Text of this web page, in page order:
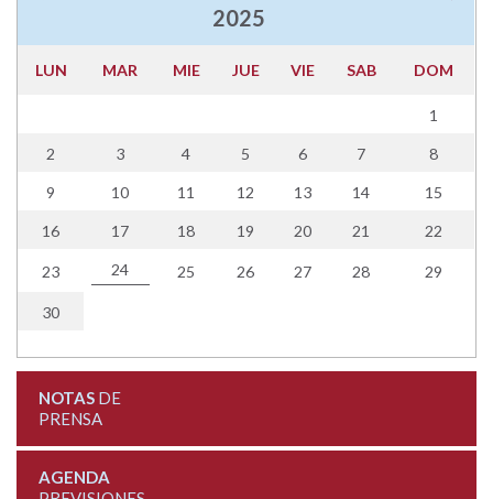
2025
LUN MAR MIE JUE VIE SAB DOM
1
2 3 4 5 6 7 8
9 10 11 12 13 14 15
16 17 18 19 20 21 22
23 24 25 26 27 28 29
30
NOTASDE
PRENSA
AGENDA